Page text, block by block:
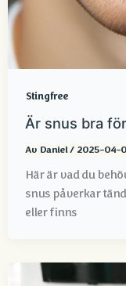
Stingfree
Är snus bra
Av Daniel / 2025-04-
Här är vad du
snus påverkar
eller finns